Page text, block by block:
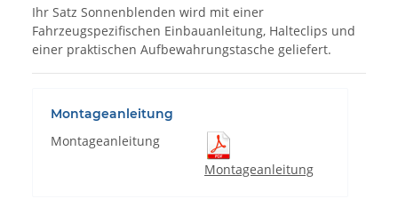
Ihr Satz Sonnenblenden wird mit einer
Fahrzeugspezifischen Einbauanleitung, Halteclips und
einer praktischen Aufbewahrungstasche geliefert.
Montageanleitung
Montageanleitung
Montageanleitung